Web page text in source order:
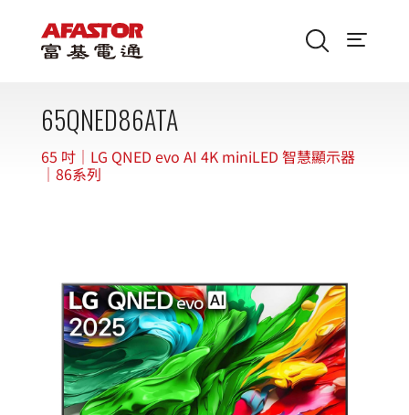
65QNED86ATA
65 吋｜LG QNED evo AI 4K miniLED 智慧顯示器
｜86系列